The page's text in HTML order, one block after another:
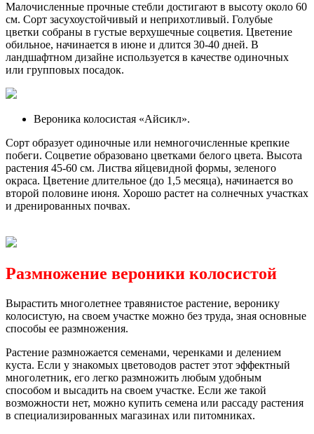
Малочисленные прочные стебли достигают в высоту около 60
см. Сорт засухоустойчивый и неприхотливый. Голубые
цветки собраны в густые верхушечные соцветия. Цветение
обильное, начинается в июне и длится 30-40 дней. В
ландшафтном дизайне используется в качестве одиночных
или групповых посадок.
Вероника колосистая «Айсикл».
Сорт образует одиночные или немногочисленные крепкие
побеги. Соцветие образовано цветками белого цвета. Высота
растения 45-60 см. Листва яйцевидной формы, зеленого
окраса. Цветение длительное (до 1,5 месяца), начинается во
второй половине июня. Хорошо растет на солнечных участках
и дренированных почвах.
Размножение вероники колосистой
Вырастить многолетнее травянистое растение, веронику
колосистую, на своем участке можно без труда, зная основные
способы ее размножения.
Растение размножается семенами, черенками и делением
куста. Если у знакомых цветоводов растет этот эффектный
многолетник, его легко размножить любым удобным
способом и высадить на своем участке. Если же такой
возможности нет, можно купить семена или рассаду растения
в специализированных магазинах или питомниках.